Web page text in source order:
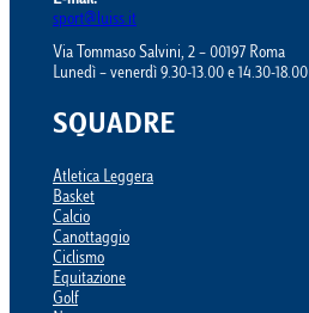
sport@luiss.it
Via Tommaso Salvini, 2 – 00197 Roma
Lunedì – venerdì 9.30-13.00 e 14.30-18.00
SQUADRE
Atletica Leggera
Basket
Calcio
Canottaggio
Ciclismo
Equitazione
Golf